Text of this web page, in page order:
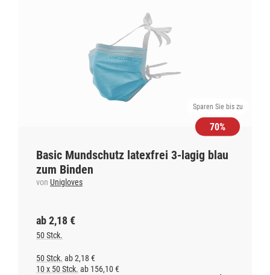
Sparen Sie bis zu
70%
Basic Mundschutz latexfrei 3-lagig blau
zum Binden
von Unigloves
ab 2,18 €
50 Stck.
50 Stck. ab 2,18 €
10 x 50 Stck. ab 156,10 €